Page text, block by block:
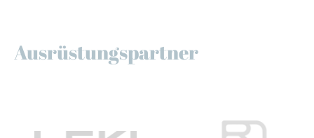
Ausrüstungspartner